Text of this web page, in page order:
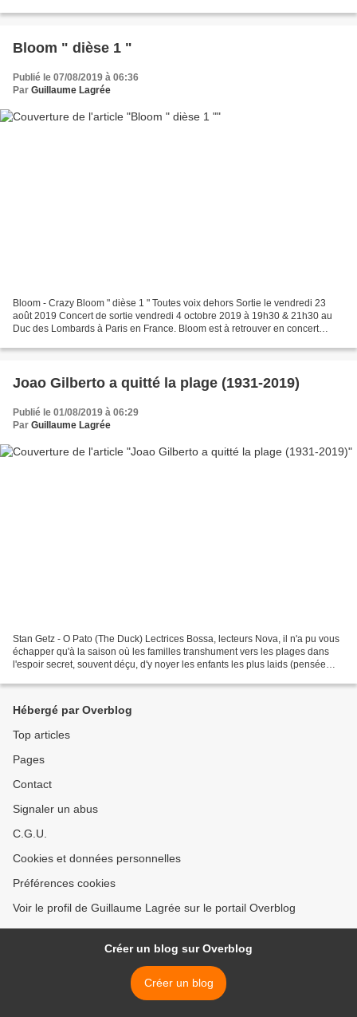
Bloom " dièse 1 "
Publié le 07/08/2019 à 06:36
Par Guillaume Lagrée
Bloom - Crazy Bloom " dièse 1 " Toutes voix dehors Sortie le vendredi 23
août 2019 Concert de sortie vendredi 4 octobre 2019 à 19h30 & 21h30 au
Duc des Lombards à Paris en France. Bloom est à retrouver en concert
Joao Gilberto a quitté la plage (1931-2019)
Publié le 01/08/2019 à 06:29
Par Guillaume Lagrée
Stan Getz - O Pato (The Duck) Lectrices Bossa, lecteurs Nova, il n'a pu vous
échapper qu'à la saison où les familles transhument vers les plages dans
l'espoir secret, souvent déçu, d'y noyer les enfants les plus laids (pensée
Hébergé par Overblog
Top articles
Pages
Contact
Signaler un abus
C.G.U.
Cookies et données personnelles
Préférences cookies
Voir le profil de Guillaume Lagrée sur le portail Overblog
Créer un blog sur Overblog
Créer un blog